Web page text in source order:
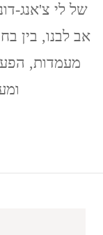
של לי צ'אנג-
אב לבנו, בין
מעמדות,